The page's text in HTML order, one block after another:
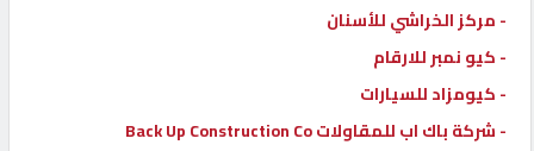
- مركز الخراشي للأسنان
- كيو نمبر للارقام
- كيومزاد للسيارات
- شركة باك اب للمقاولات Back Up Construction Co